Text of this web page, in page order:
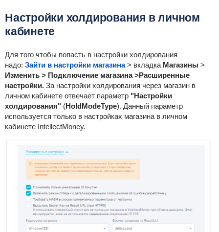
Настройки холдирования в личном
кабинете
Для того чтобы попасть в настройки холдирования
надо: Зайти в настройки магазина> вкладка Магазины >
Изменить > Подключение магазина >Расширенные
настройки.За настройки холдирования через магазин в
личном кабинете отвечает параметр "Настройки
холдирования" (HoldModeType). Данный параметр
используется только в настройках магазина в личном
кабинете IntellectMoney.